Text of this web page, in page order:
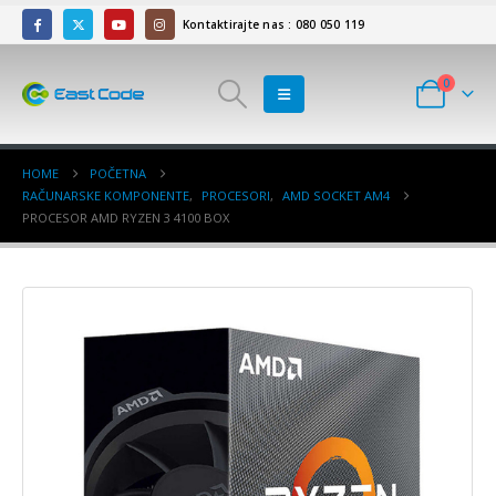
Kontaktirajte nas : 080 050 119
0
HOME
POČETNA
RAČUNARSKE KOMPONENTE, PROCESORI, AMD SOCKET AM4
PROCESOR AMD RYZEN 3 4100 BOX